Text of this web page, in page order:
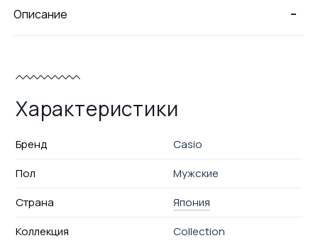
-
Описание
Характеристики
Бренд
Casio
Пол
Мужские
Страна
Япония
Коллекция
Collection